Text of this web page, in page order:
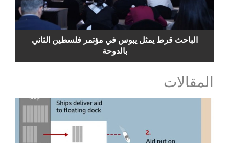
الباحث قرط يمثل يبوس في مؤتمر فلسطين الثاني
بالدوحة
المقالات